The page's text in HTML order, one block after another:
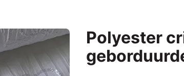
Polyester